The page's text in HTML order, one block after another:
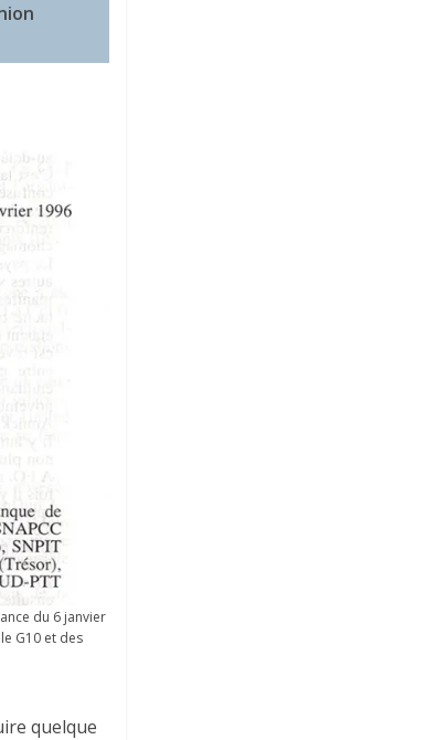
du 6 janvier
G10 et des
quelque